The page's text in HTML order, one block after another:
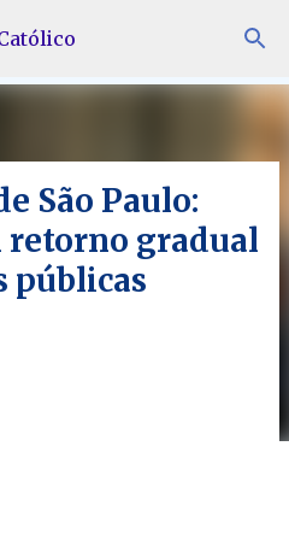
principal
São Paulo:
retorno gradual
públicas